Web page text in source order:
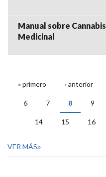
Manual sobre Cannabis
Medicinal
PÁGINAS
« primero ‹ anterior
6 7 8 9
14 15 16
VER MÁS